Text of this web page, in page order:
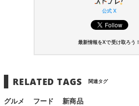
公式 X
最新情報をXで受け取ろう！
RELATED TAGS 関連タグ
グルメ フード 新商品